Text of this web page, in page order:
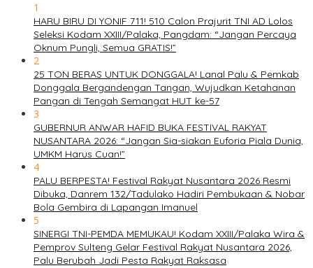
1
HARU BIRU DI YONIF 711! 510 Calon Prajurit TNI AD Lolos
Seleksi Kodam XXIII/Palaka, Pangdam: “Jangan Percaya
Oknum Pungli, Semua GRATIS!”
2
25 TON BERAS UNTUK DONGGALA! Lanal Palu & Pemkab
Donggala Bergandengan Tangan, Wujudkan Ketahanan
Pangan di Tengah Semangat HUT ke-57
3
GUBERNUR ANWAR HAFID BUKA FESTIVAL RAKYAT
NUSANTARA 2026: “Jangan Sia-siakan Euforia Piala Dunia,
UMKM Harus Cuan!”
4
PALU BERPESTA! Festival Rakyat Nusantara 2026 Resmi
Dibuka, Danrem 132/Tadulako Hadiri Pembukaan & Nobar
Bola Gembira di Lapangan Imanuel
5
SINERGI TNI-PEMDA MEMUKAU! Kodam XXIII/Palaka Wira &
Pemprov Sulteng Gelar Festival Rakyat Nusantara 2026,
Palu Berubah Jadi Pesta Rakyat Raksasa